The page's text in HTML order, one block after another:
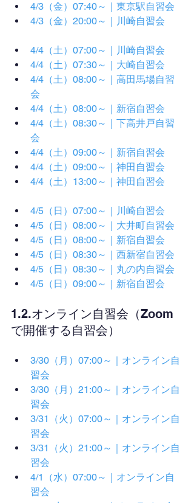
4/3（金）07:40～｜東京駅自習会
4/3（金）20:00～｜川崎自習会
4/4（土）07:00～｜川崎自習会
4/4（土）07:30～｜大崎自習会
4/4（土）08:00～｜高田馬場自習
会
4/4（土）08:00～｜新宿自習会
4/4（土）08:30～｜下高井戸自習
会
4/4（土）09:00～｜新宿自習会
4/4（土）09:00～｜神田自習会
4/4（土）13:00～｜神田自習会
4/5（日）07:00～｜川崎自習会
4/5（日）08:00～｜大井町自習会
4/5（日）08:00～｜新宿自習会
4/5（日）08:30～｜西新宿自習会
4/5（日）08:30～｜丸の内自習会
4/5（日）09:00～｜新宿自習会
1.2.オンライン自習会（Zoom
で開催する自習会）
3/30（月）07:00～｜オンライン自
習会
3/30（月）21:00～｜オンライン自
習会
3/31（火）07:00～｜オンライン自
習会
3/31（火）21:00～｜オンライン自
習会
4/1（水）07:00～｜オンライン自
習会